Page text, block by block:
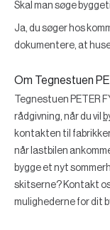
Skal man søge
Ja, du søger hos
dokumentere, at
Om Tegnestuen
Tegnestuen PETER
rådgivning, når du vil
kontakten til
når lastbilen
bygge et nyt
skitserne? Kontakt os
mulighederne for dit